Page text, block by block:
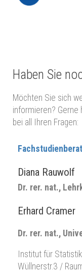
Haben Sie
Möchten Sie sich
informieren? Gerne
bei all Ihren Fragen:
Diana Rauwolf
Dr. rer. nat.,
Erhard Cramer
Dr. rer. nat.,
Institut für
Wüllnerstr.3 /